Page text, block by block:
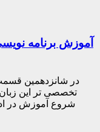
آموزش برنامه
در شانزدهمین
تخصصی تر این
شروع آموزش در